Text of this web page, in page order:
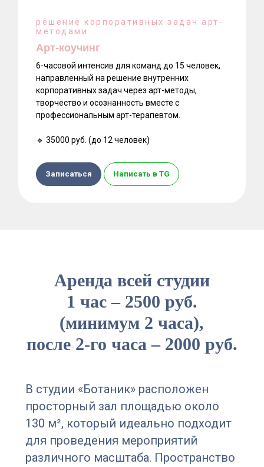
решение корпоративных задач арт-
методами
Арт-коучинг
6-часовой интенсив для команд до 15 человек,
направленный на решение внутренних
корпоративных задач через арт-методы,
творчество и осознанность вместе с
профессиональным арт-терапевтом.
🔹 35000 руб. (до 12 человек)
Записаться Написать в TG
Аренда всей студии
1 час ‒ 2500 руб.
(минимум 2 часа),
после 2-го часа ‒ 2000 руб.
В студии «Ботаник» расположен
просторный зал площадью около
130 м², который идеально подходит
для проведения мероприятий
различного масштаба. Пространство